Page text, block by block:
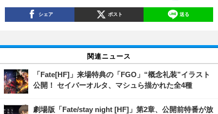
シェア ポスト 送る
関連ニュース
「Fate[HF]」来場特典の「FGO」“概念礼装”イラスト
公開！ セイバーオルタ、マシュら描かれた全4種
劇場版「Fate/stay night [HF]」第2章、公開前特番が放